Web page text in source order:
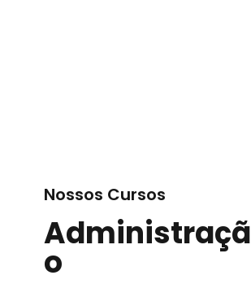
Nossos Cursos
Administraçã
o